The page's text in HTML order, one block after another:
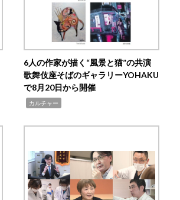
6人の作家が描く“風景と猫”の共演
歌舞伎座そばのギャラリーYOHAKU
で8月20日から開催
カルチャー